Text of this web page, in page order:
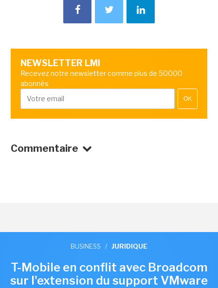
NEWSLETTER LMI
Recevez notre newsletter comme plus de 50000
abonnés
OK
Commentaire
BUSINESS / JURIDIQUE
T-Mobile en conflit avec Broadcom
sur l'extension du support VMware